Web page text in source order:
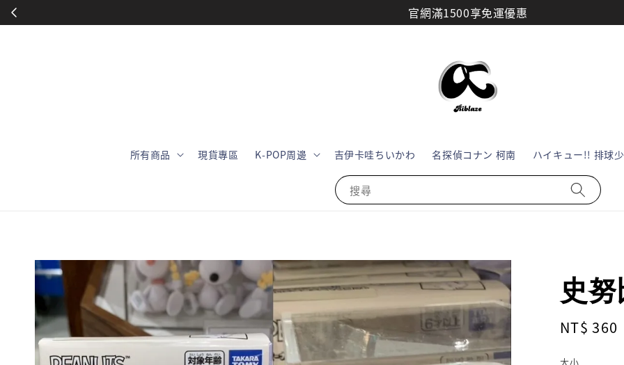
官網滿1500享免運優惠
搜尋
所有商品 現貨專區 K-POP周邊 吉伊卡哇ちいかわ 名探偵コナン 柯南 ハイキュー!! 排球
史
Regular
NT$ 360
大小